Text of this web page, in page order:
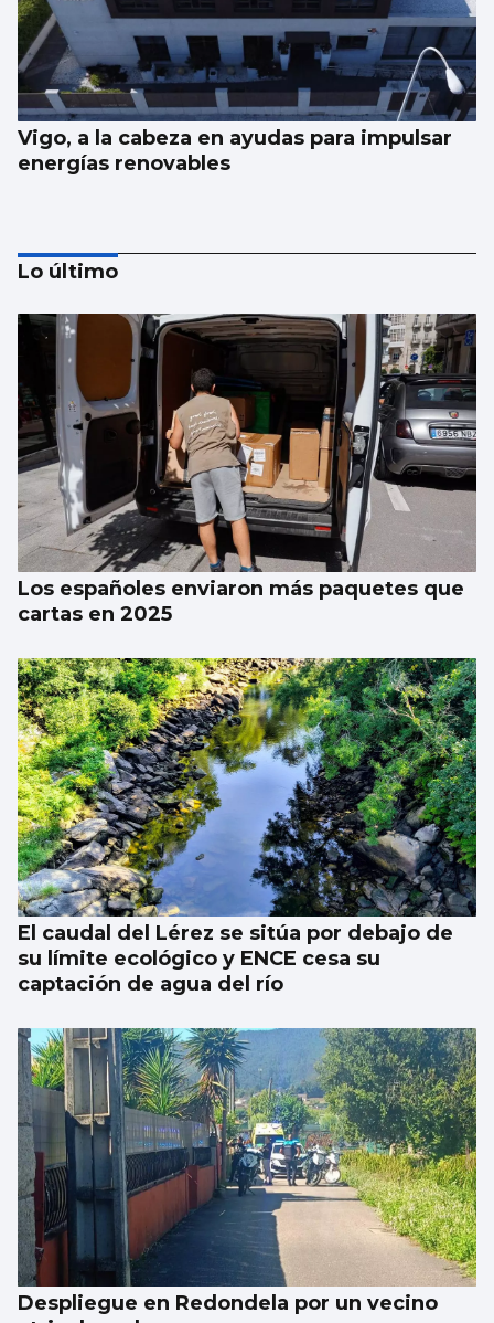
Vigo, a la cabeza en ayudas para impulsar
energías renovables
Juan de Castro: “No festival tentamos un
equilibrio entre calidade e informalidade”
Lo último
Los españoles enviaron más paquetes que
cartas en 2025
El caudal del Lérez se sitúa por debajo de
su límite ecológico y ENCE cesa su
captación de agua del río
Despliegue en Redondela por un vecino